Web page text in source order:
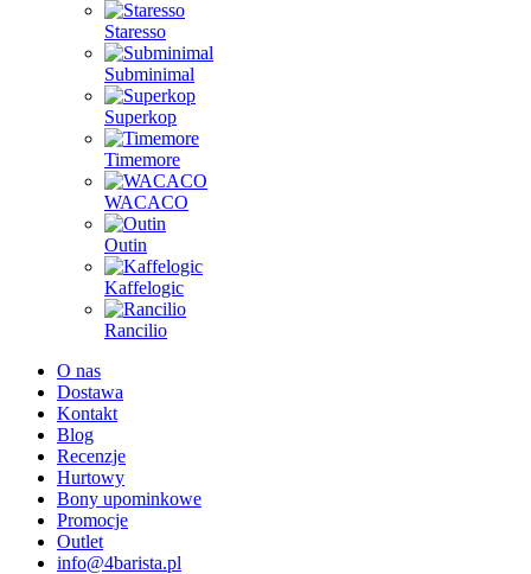
Staresso
Subminimal
Superkop
Timemore
WACACO
Outin
Kaffelogic
Rancilio
O nas
Dostawa
Kontakt
Blog
Recenzje
Hurtowy
Bony upominkowe
Promocje
Outlet
info@4barista.pl